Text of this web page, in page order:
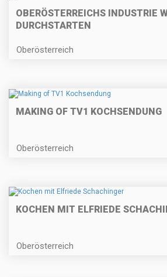
OBERÖSTERREICHS INDUSTRIE
DURCHSTARTEN
Oberösterreich
MAKING OF TV1 KOCHSENDUNG
Oberösterreich
KOCHEN MIT ELFRIEDE
Oberösterreich